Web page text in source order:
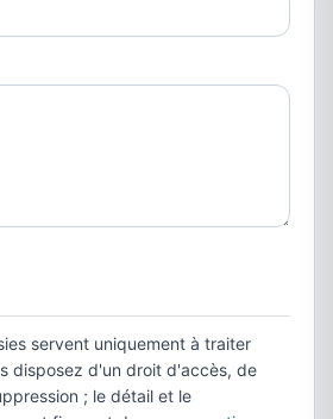
servent uniquement à traiter
disposez d'un droit d'accès, de
; le détail et le